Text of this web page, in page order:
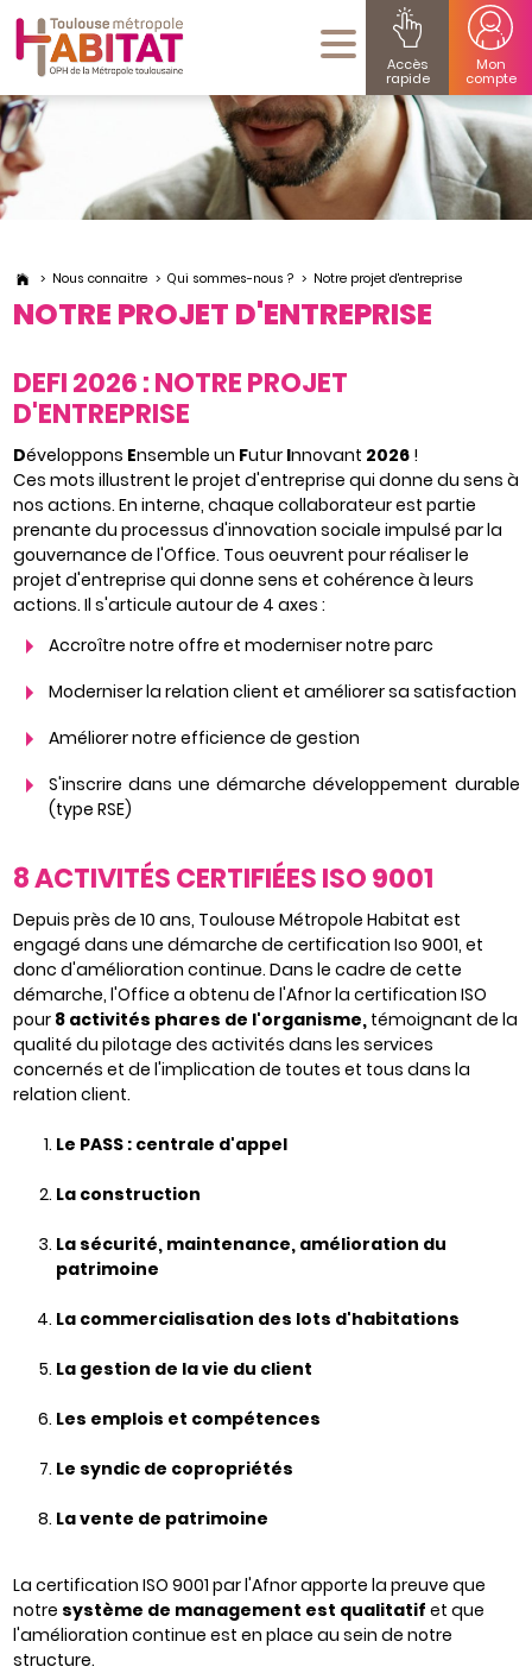
Accès
rapide
Mon
compte
Nous connaitre Qui sommes-nous ? Notre projet d'entreprise
NOTRE PROJET D'ENTREPRISE
DEFI 2026 : NOTRE PROJET
D'ENTREPRISE
Développons Ensemble un Futur Innovant 2026 !
Ces mots illustrent le projet d'entreprise qui donne du sens à
nos actions. En interne, chaque collaborateur est partie
prenante du processus d'innovation sociale impulsé par la
gouvernance de l'Office. Tous oeuvrent pour réaliser le
projet d'entreprise qui donne sens et cohérence à leurs
actions. Il s'articule autour de 4 axes :
Accroître notre offre et moderniser notre parc
Moderniser la relation client et améliorer sa satisfaction
Améliorer notre efficience de gestion
S'inscrire dans une démarche développement durable
(type RSE)
8 ACTIVITÉS CERTIFIÉES ISO 9001
Depuis près de 10 ans, Toulouse Métropole Habitat est
engagé dans une démarche de certification Iso 9001, et
donc d'amélioration continue. Dans le cadre de cette
démarche, l'Office a obtenu de l'Afnor la certification ISO
pour 8 activités phares de l'organisme, témoignant de la
qualité du pilotage des activités dans les services
concernés et de l'implication de toutes et tous dans la
relation client.
Le PASS : centrale d'appel
La construction
La sécurité, maintenance, amélioration du
patrimoine
La commercialisation des lots d'habitations
La gestion de la vie du client
Les emplois et compétences
Le syndic de copropriétés
La vente de patrimoine
La certification ISO 9001 par l'Afnor apporte la preuve que
notre système de management est qualitatif et que
l'amélioration continue est en place au sein de notre
structure.